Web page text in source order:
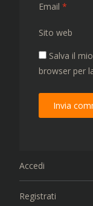
Email *
Sito web
Salva il
browser per
Accedi
Registrati